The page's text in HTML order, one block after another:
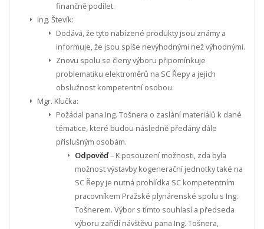
finančně podílet.
Ing. Števík:
Dodává, že tyto nabízené produkty jsou známy a
informuje, že jsou spíše nevýhodnými než výhodnými.
Znovu spolu se členy výboru připomínkuje
problematiku elektroměrů na SC Řepy a jejich
obslužnost kompetentní osobou.
Mgr. Klučka:
Požádal pana Ing. Tošnera o zaslání materiálů k dané
tématice, které budou následně předány dále
příslušným osobám.
Odpověď– K posouzení možnosti, zda byla
možnost výstavby kogenerační jednotky také na
SC Řepy je nutná prohlídka SC kompetentním
pracovníkem Pražské plynárenské spolu s Ing.
Tošnerem. Výbor s tímto souhlasí a předseda
výboru zařídí návštěvu pana Ing. Tošnera,